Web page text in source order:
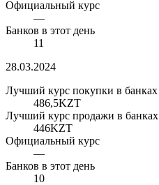
Официальный курс
—
Банков в этот день
11
28.03.2024
Лучший курс покупки в банках
486,5KZT
Лучший курс продажи в банках
446KZT
Официальный курс
—
Банков в этот день
10